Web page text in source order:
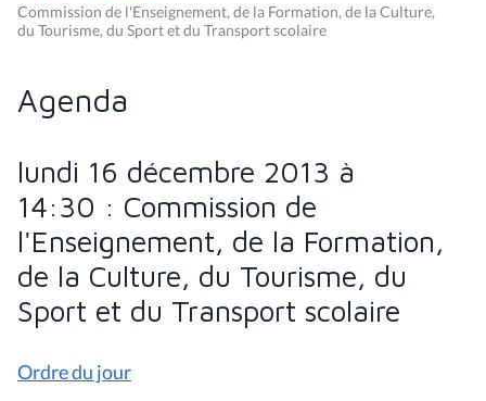
Commission de l'Enseignement, de la Formation, de la Culture,
du Tourisme, du Sport et du Transport scolaire
Agenda
lundi 16 décembre 2013 à
14:30 : Commission de
l'Enseignement, de la Formation,
de la Culture, du Tourisme, du
Sport et du Transport scolaire
Ordre du jour